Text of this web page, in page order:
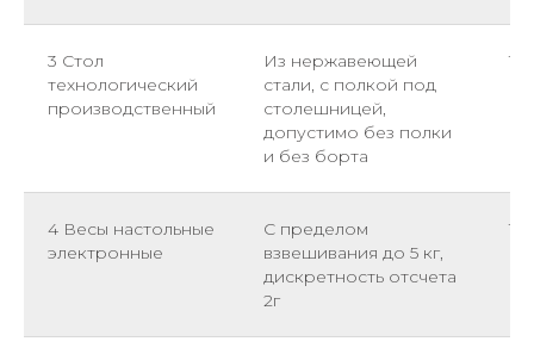
3 Стол
технологический
производственный
Из нержавеющей
стали, с полкой под
столешницей,
допустимо без полки
и без борта
1
4 Весы настольные
электронные
С пределом
взвешивания до 5 кг,
дискретность отсчета
2г
1